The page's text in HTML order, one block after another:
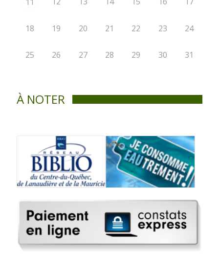
18 19 20 21 22 23 24
25 26 27 28 29 30 31
À NOTER